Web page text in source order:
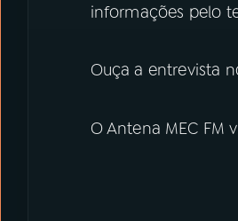
informações pelo
Ouça a entrevista
O Antena MEC FM